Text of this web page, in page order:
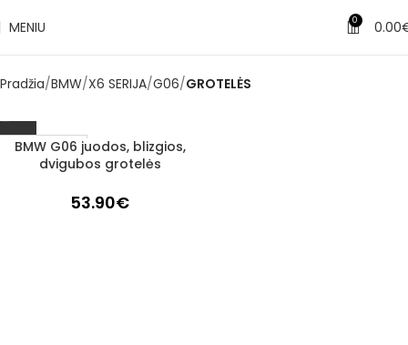
MENIU 0 0.00
Pradžia BMW X6 SERIJA G06 GROTELĖS
1–3 d. d.
BMW G06 juodos, blizgios,
dvigubos grotelės
53.90€